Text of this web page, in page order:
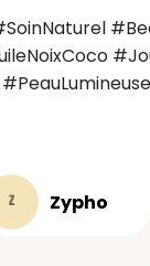
Z Zypho